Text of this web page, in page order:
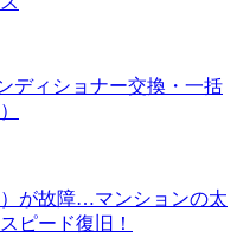
ディショナー交換・一括
が故障…マンションの太
ピード復旧！